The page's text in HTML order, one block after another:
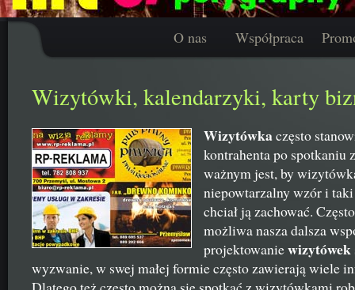
O nas Współpraca
Wizytówki, kalendarzyki, karty
Wizytówkaczęsto
kontrahenta po spotkaniu
ważnym jest, by
niepowtarzalny wzór i
chciał ją zachować.
możliwa nasza dalsza
projektowaniewizytówek
wyzwanie, w swej małej formie często zawierają wiele